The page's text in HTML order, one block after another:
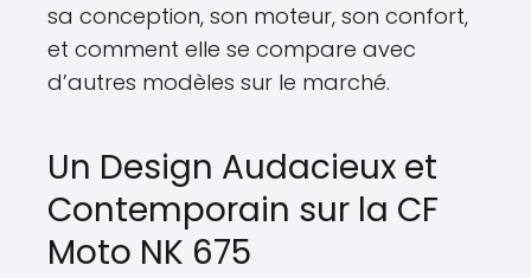
sa conception, son moteur, son confort,
et comment elle se compare avec
d’autres modèles sur le marché.
Un Design Audacieux et
Contemporain sur la CF
Moto NK 675